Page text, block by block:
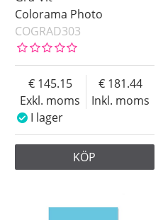
Colorama Photo
COGRAD303
Exkl. moms
145.15
Inkl. moms
181.44
I lager
KÖP